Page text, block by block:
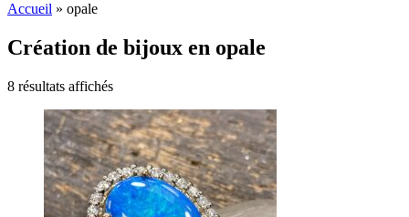
Accueil » opale
Création de bijoux en opale
8 résultats affichés